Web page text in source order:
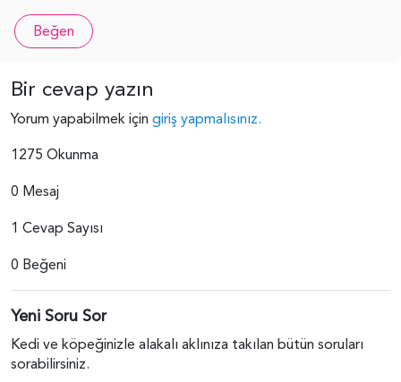
Beğen
Bir cevap yazın
Yorum yapabilmek için giriş yapmalısınız.
1275 Okunma
0 Mesaj
1 Cevap Sayısı
0 Beğeni
Yeni Soru Sor
Kedi ve köpeğinizle alakalı aklınıza takılan bütün soruları
sorabilirsiniz.